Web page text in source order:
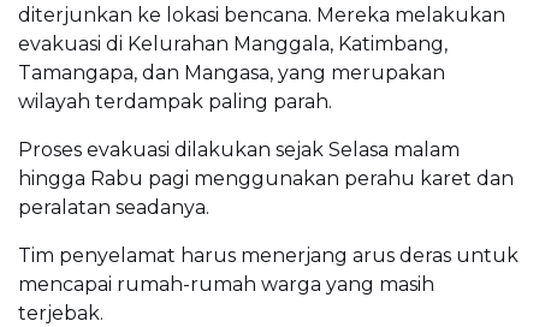
diterjunkan ke lokasi bencana. Mereka melakukan
evakuasi di Kelurahan Manggala, Katimbang,
Tamangapa, dan Mangasa, yang merupakan
wilayah terdampak paling parah.
Proses evakuasi dilakukan sejak Selasa malam
hingga Rabu pagi menggunakan perahu karet dan
peralatan seadanya.
Tim penyelamat harus menerjang arus deras untuk
mencapai rumah-rumah warga yang masih
terjebak.